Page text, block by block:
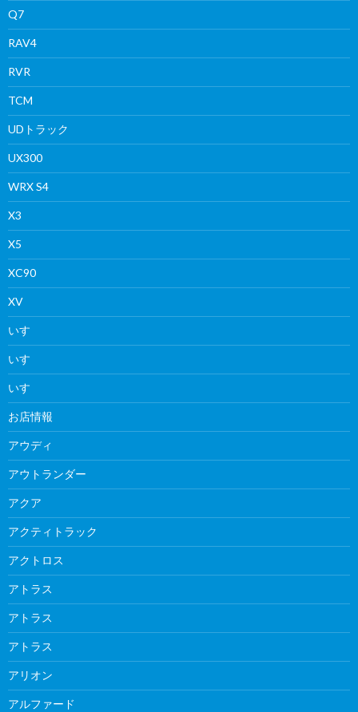
Q7
RAV4
RVR
TCM
UDトラック
UX300
WRX S4
X3
X5
XC90
XV
いすゞ
いすゞ
いすゞ
お店情報
アウディ
アウトランダー
アクア
アクティトラック
アクトロス
アトラス
アトラス
アトラス
アリオン
アルファード